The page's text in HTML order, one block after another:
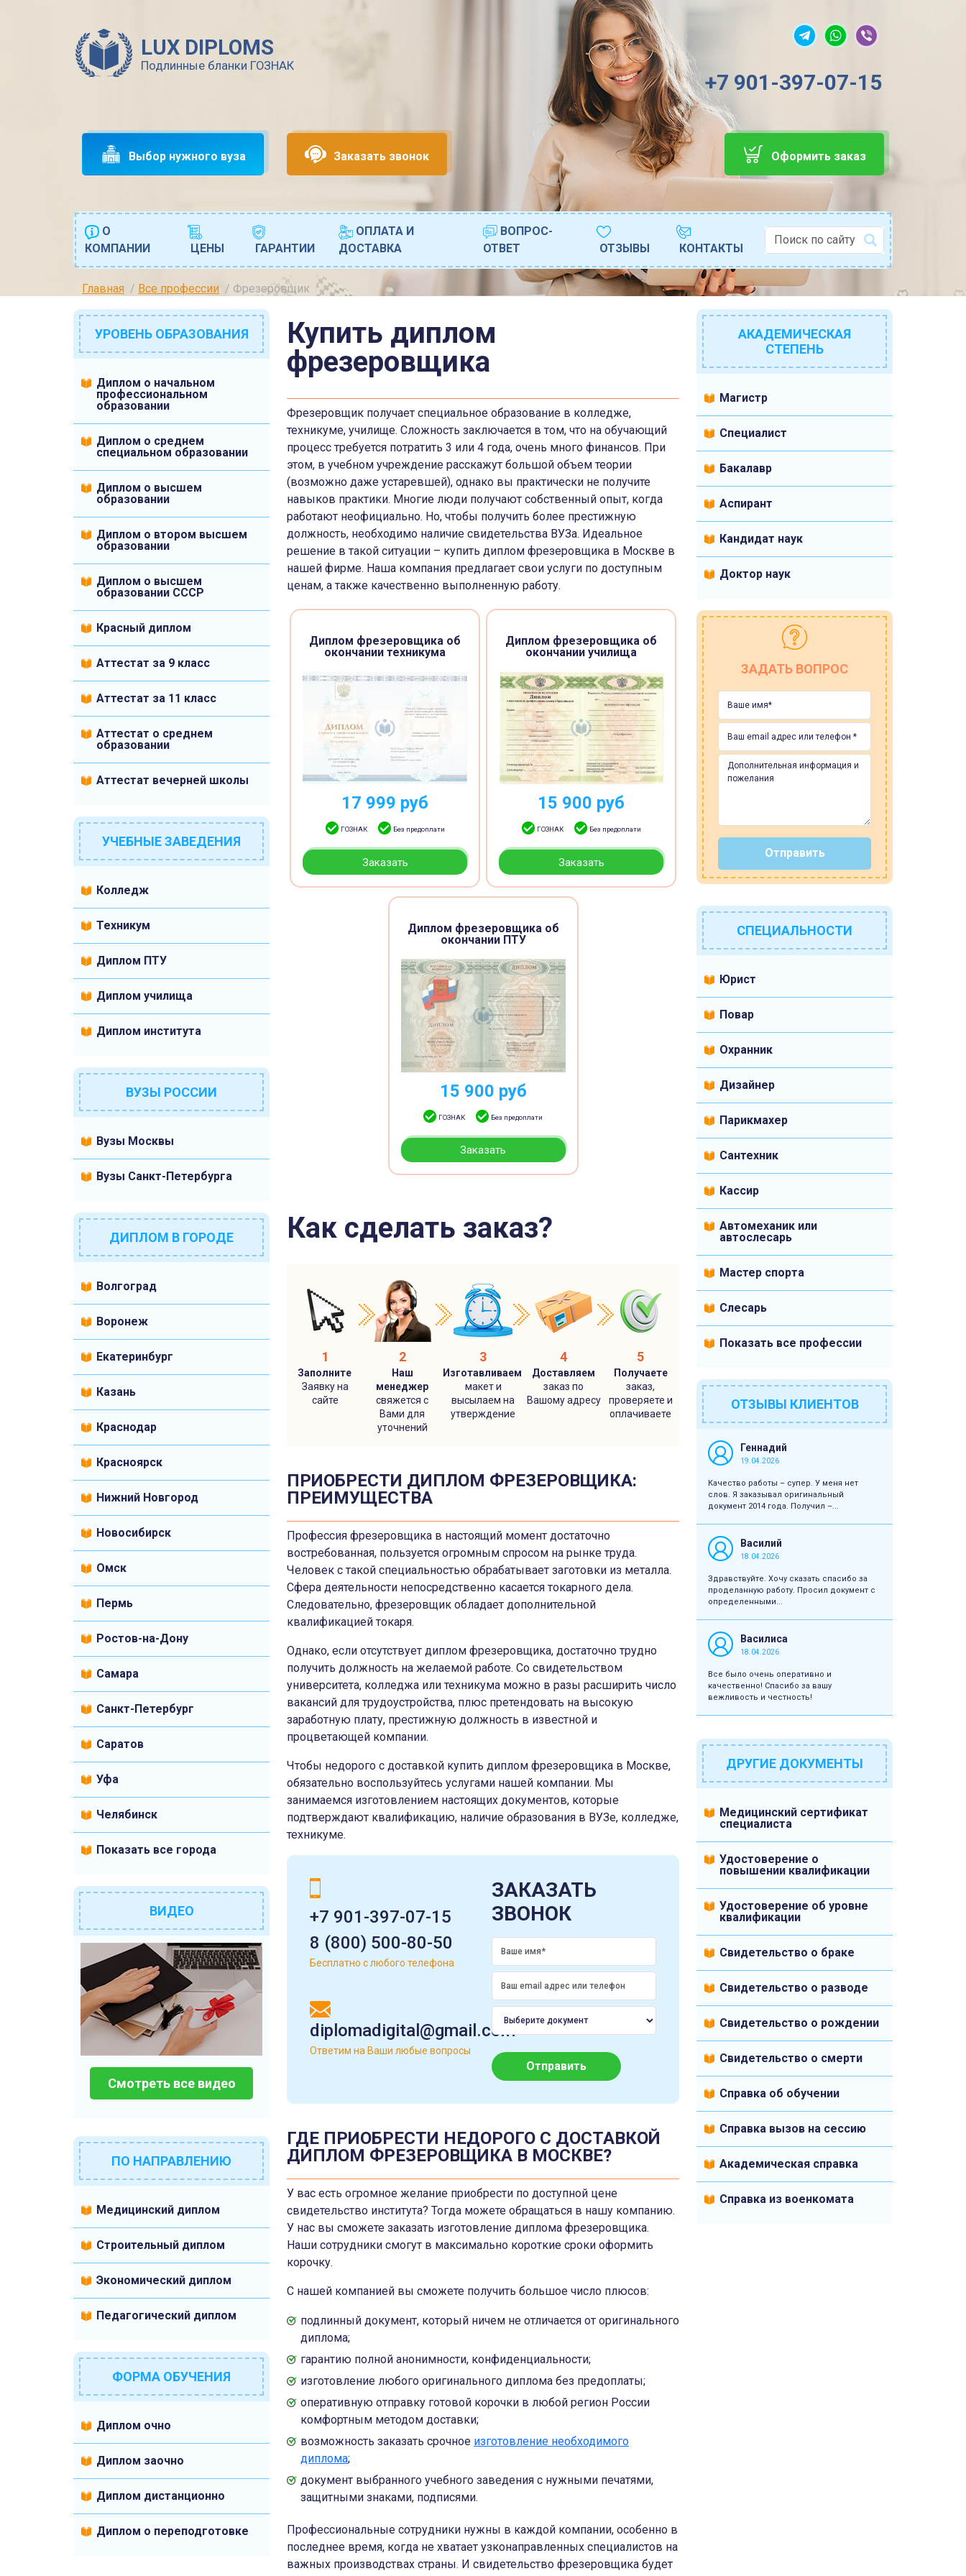
LUX DIPLOMS
Подлинные бланки ГОЗНАК
+7 901-397-07-15
Выбор нужного вуза Заказать звонок Оформить заказ
О
КОМПАНИИ
ЦЕНЫ ГАРАНТИИ
ОПЛАТА И
ДОСТАВКА
ВОПРОС-
ОТВЕТ
ОТЗЫВЫ КОНТАКТЫ
Поиск
Type 2 or more characters for results.
Главная
Все профессии Фрезеровщик
УРОВЕНЬ ОБРАЗОВАНИЯ
Диплом о начальном
профессиональном
образовании
Диплом о среднем
специальном образовании
Диплом о высшем
образовании
Диплом о втором высшем
образовании
Диплом о высшем
образовании СССР
Красный диплом
Аттестат за 9 класс
Аттестат за 11 класс
Аттестат о среднем
образовании
Аттестат вечерней школы
УЧЕБНЫЕ ЗАВЕДЕНИЯ
Колледж
Техникум
Диплом ПТУ
Диплом училища
Диплом института
ВУЗЫ РОССИИ
Вузы Москвы
Вузы Санкт-Петербурга
ДИПЛОМ В ГОРОДЕ
Волгоград
Воронеж
Екатеринбург
Казань
Краснодар
Красноярск
Нижний Новгород
Новосибирск
Омск
Пермь
Ростов-на-Дону
Самара
Санкт-Петербург
Саратов
Уфа
Челябинск
Показать все города
ВИДЕО
Смотреть все видео
ПО НАПРАВЛЕНИЮ
Медицинский диплом
Строительный диплом
Экономический диплом
Педагогический диплом
ФОРМА ОБУЧЕНИЯ
Диплом очно
Диплом заочно
Диплом дистанционно
Диплом о переподготовке
Купить диплом
фрезеровщика
Фрезеровщик получает специальное образование в колледже,
техникуме, училище. Сложность заключается в том, что на обучающий
процесс требуется потратить 3 или 4 года, очень много финансов. При
этом, в учебном учреждение расскажут большой объем теории
(возможно даже устаревшей), однако вы практически не получите
навыков практики. Многие люди получают собственный опыт, когда
работают неофициально. Но, чтобы получить более престижную
должность, необходимо наличие свидетельства ВУЗа. Идеальное
решение в такой ситуации – купить диплом фрезеровщика в Москве в
нашей фирме. Наша компания предлагает свои услуги по доступным
ценам, а также качественно выполненную работу.
Диплом фрезеровщика об
окончании техникума
17 999 руб
ГОЗНАК Без предоплати
Заказать
Диплом фрезеровщика об
окончании училища
15 900 руб
ГОЗНАК Без предоплати
Заказать
Диплом фрезеровщика об
окончании ПТУ
15 900 руб
ГОЗНАК Без предоплати
Заказать
Как сделать заказ?
1
Заполните
Заявку на
сайте
2
Наш
менеджер
свяжется с
Вами для
уточнений
3
Изготавливаем
макет и
высылаем на
утверждение
4
Доставляем
заказ по
Вашому адресу
5
Получаете
заказ,
проверяете и
оплачиваете
ПРИОБРЕСТИ ДИПЛОМ ФРЕЗЕРОВЩИКА:
ПРЕИМУЩЕСТВА
Профессия фрезеровщика в настоящий момент достаточно
востребованная, пользуется огромным спросом на рынке труда.
Человек с такой специальностью обрабатывает заготовки из металла.
Сфера деятельности непосредственно касается токарного дела.
Следовательно, фрезеровщик обладает дополнительной
квалификацией токаря.
Однако, если отсутствует диплом фрезеровщика, достаточно трудно
получить должность на желаемой работе. Со свидетельством
университета, колледжа или техникума можно в разы расширить число
вакансий для трудоустройства, плюс претендовать на высокую
заработную плату, престижную должность в известной и
процветающей компании.
Чтобы недорого с доставкой купить диплом фрезеровщика в Москве,
обязательно воспользуйтесь услугами нашей компании. Мы
занимаемся изготовлением настоящих документов, которые
подтверждают квалификацию, наличие образования в ВУЗе, колледже,
техникуме.
+7 901-397-07-15
8 (800) 500-80-50
Бесплатно с любого телефона
diplomadigital@gmail.com
Ответим на Ваши любые вопросы
ЗАКАЗАТЬ
ЗВОНОК
Отправить
ГДЕ ПРИОБРЕСТИ НЕДОРОГО С ДОСТАВКОЙ
ДИПЛОМ ФРЕЗЕРОВЩИКА В МОСКВЕ?
У вас есть огромное желание приобрести по доступной цене
свидетельство института? Тогда можете обращаться в нашу компанию.
У нас вы сможете заказать изготовление диплома фрезеровщика.
Наши сотрудники смогут в максимально короткие сроки оформить
корочку.
С нашей компанией вы сможете получить большое число плюсов:
подлинный документ, который ничем не отличается от оригинального
диплома;
гарантию полной анонимности, конфиденциальности;
изготовление любого оригинального диплома без предоплаты;
оперативную отправку готовой корочки в любой регион России
комфортным методом доставки;
возможность заказать срочное изготовление необходимого
диплома;
документ выбранного учебного заведения с нужными печатями,
защитными знаками, подписями.
Профессиональные сотрудники нужны в каждой компании, особенно в
последнее время, когда не хватает узконаправленных специалистов на
важных производствах страны. И свидетельство фрезеровщика будет
АКАДЕМИЧЕСКАЯ
СТЕПЕНЬ
Магистр
Специалист
Бакалавр
Аспирант
Кандидат наук
Доктор наук
ЗАДАТЬ ВОПРОС
Отправить
СПЕЦИАЛЬНОСТИ
Юрист
Повар
Охранник
Дизайнер
Парикмахер
Сантехник
Кассир
Автомеханик или
автослесарь
Мастер спорта
Слесарь
Показать все профессии
ОТЗЫВЫ КЛИЕНТОВ
Геннадий
19.04.2026
Качество работы – супер. У меня нет
слов. Я заказывал оригинальный
документ 2014 года. Получил –...
Василий
18.04.2026
Здравствуйте. Хочу сказать спасибо за
проделанную работу. Просил документ с
определенными...
Василиса
18.04.2026
Все было очень оперативно и
качественно! Спасибо за вашу
вежливость и честность!
ДРУГИЕ ДОКУМЕНТЫ
Медицинский сертификат
специалиста
Удостоверение о
повышении квалификации
Удостоверение об уровне
квалификации
Свидетельство о браке
Свидетельство о разводе
Свидетельство о рождении
Свидетельство о смерти
Справка об обучении
Справка вызов на сессию
Академическая справка
Справка из военкомата